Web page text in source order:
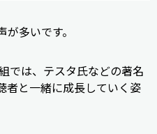
多いです。
では、テスタ氏などの著名
者と一緒に成長していく姿